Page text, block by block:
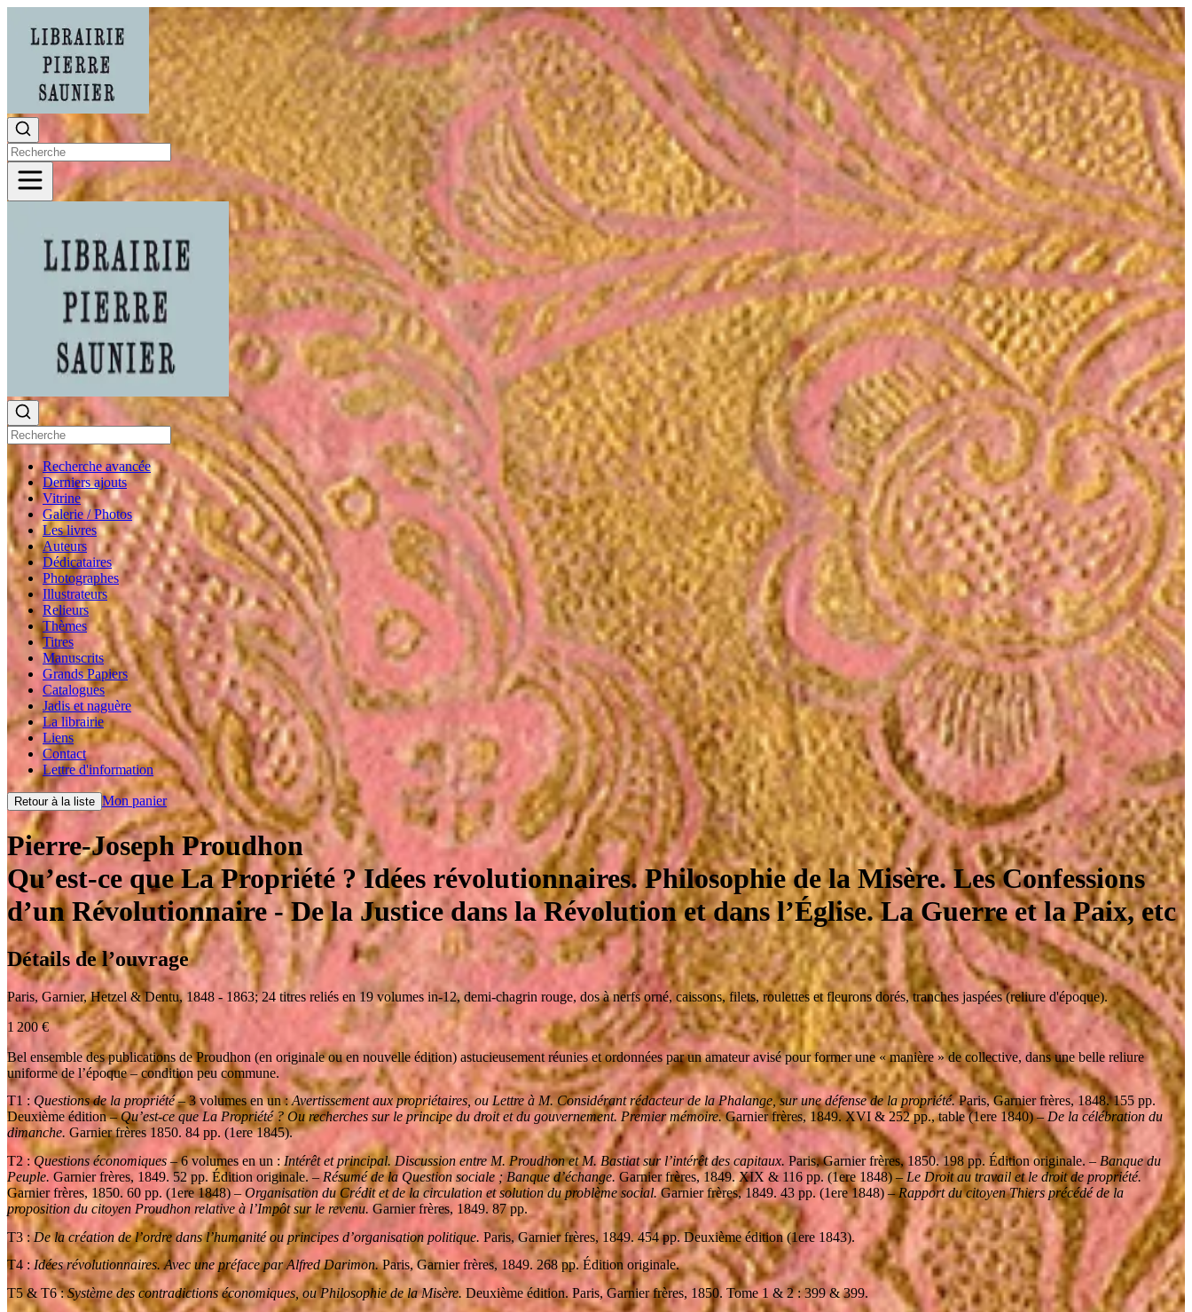
Recherche avancée
Derniers ajouts
Vitrine
Galerie / Photos
Les livres
Auteurs
Dédicataires
Photographes
Illustrateurs
Relieurs
Thèmes
Titres
Manuscrits
Grands Papiers
Catalogues
Jadis et naguère
La librairie
Liens
Contact
Lettre d'information
Retour à la liste Mon panier
Pierre-Joseph Proudhon
Qu’est-ce que La Propriété ? Idées révolutionnaires. Philosophie de la Misère. Les Confessions
d’un Révolutionnaire - De la Justice dans la Révolution et dans l’Église. La Guerre et la Paix, etc
Détails de l’ouvrage
Paris, Garnier, Hetzel & Dentu,1848 - 1863; 24 titres reliés en 19 volumes in-12, demi-chagrin rouge, dos à nerfs orné, caissons, filets, roulettes et fleurons dorés, tranches jaspées (reliure d'époque).
1 200€
Bel ensemble des publications de Proudhon (en originale ou en nouvelle édition) astucieusement réunies et ordonnées par un amateur avisé pour former une « manière » de collective, dans une belle reliure
uniforme de l’époque – condition peu commune.
T1 : Questions de la propriété– 3 volumes en un :Avertissement aux propriétaires, ou Lettre à M. Considérant rédacteur de la Phalange, sur une défense de la propriété.Paris, Garnier frères, 1848. 155 pp.
Deuxième édition –Qu’est-ce que La Propriété ? Ou recherches sur le principe du droit et du gouvernement. Premier mémoire.Garnier frères, 1849. XVI & 252 pp., table (1ere 1840) –De la célébration du
dimanche. Garnier frères 1850. 84 pp. (1ere 1845).
T2 :Questions économiques– 6 volumes en un : Intérêt et principal. Discussion entre M. Proudhon et M. Bastiat sur l’intérêt des capitaux. Paris, Garnier frères, 1850. 198 pp. Édition originale. – Banque du
Peuple. Garnier frères, 1849. 52 pp. Édition originale. –Résumé de la Question sociale ; Banque d’échange. Garnier frères, 1849. XIX & 116 pp. (1ere 1848) –Le Droit au travail et le droit de propriété.
Garnier frères, 1850. 60 pp. (1ere 1848) –Organisation du Crédit et de la circulation et solution du problème social.Garnier frères, 1849. 43 pp. (1ere 1848) –Rapport du citoyen Thiers précédé de la
proposition du citoyen Proudhon relative à l’Impôt sur le revenu.Garnier frères, 1849. 87 pp.
T3 :De la création de l’ordre dans l’humanité ou principes d’organisation politique. Paris, Garnier frères, 1849. 454 pp. Deuxième édition (1ere 1843).
T4 :Idées révolutionnaires. Avec une préface par Alfred Darimon.Paris, Garnier frères, 1849. 268 pp. Édition originale.
T5 & T6 :Système des contradictions économiques, ou Philosophie de la Misère. Deuxième édition. Paris, Garnier frères, 1850. Tome 1 & 2 : 399 & 399.